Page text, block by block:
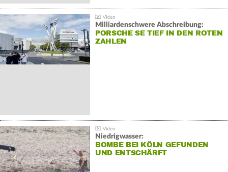
Milliardenschwere Abschreibung:
PORSCHE SE TIEF IN DEN ROTEN
ZAHLEN
Niedrigwasser:
BOMBE BEI KÖLN GEFUNDEN
UND ENTSCHÄRFT